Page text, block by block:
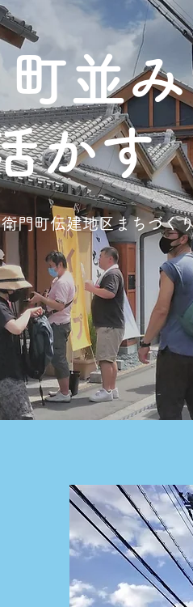
並
かす
門町伝建地区まちづく